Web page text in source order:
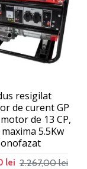
resigilat
de curent GP
de 13 CP,
5.5Kw
lei 2.267,00 lei